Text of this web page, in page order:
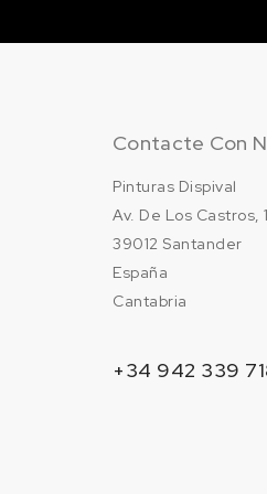
Contacte Con
Pinturas Dispival
Av. De Los Castros,
39012 Santander
España
Cantabria
+34 942 339